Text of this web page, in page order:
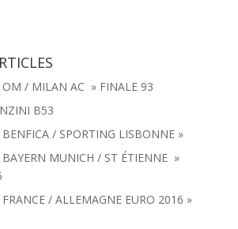
/ MILAN AC » FINALE 93
B53
/ SPORTING LISBONNE »
MUNICH / ST ÉTIENNE »
/ ALLEMAGNE EURO 2016 »